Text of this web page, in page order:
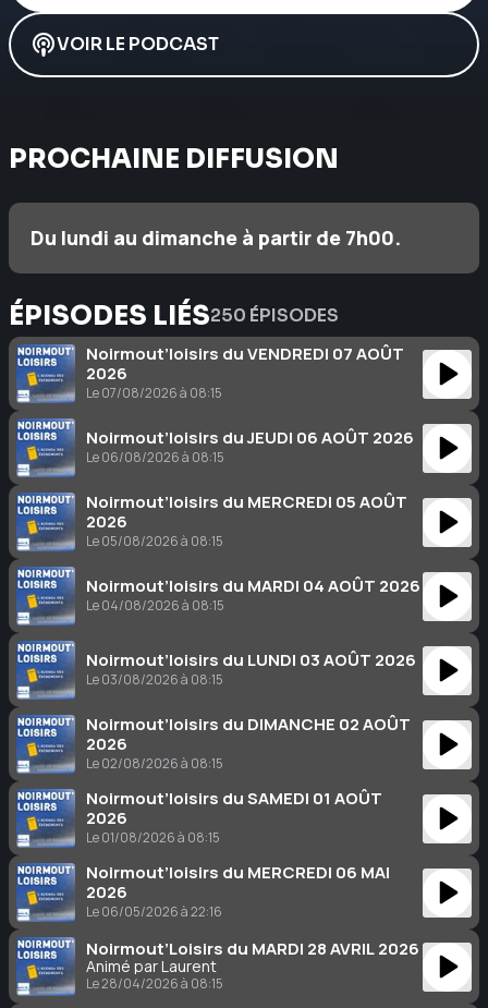
VOIR LE PODCAST
PROCHAINE DIFFUSION
Du lundi au dimanche à partir de 7h00.
ÉPISODES LIÉS250 ÉPISODES
Noirmout’loisirs du VENDREDI 07 AOÛT
2026
Le 07/08/2026 à 08:15
Noirmout’loisirs du JEUDI 06 AOÛT 2026
Le 06/08/2026 à 08:15
Noirmout’loisirs du MERCREDI 05 AOÛT
2026
Le 05/08/2026 à 08:15
Noirmout’loisirs du MARDI 04 AOÛT 2026
Le 04/08/2026 à 08:15
Noirmout’loisirs du LUNDI 03 AOÛT 2026
Le 03/08/2026 à 08:15
Noirmout’loisirs du DIMANCHE 02 AOÛT
2026
Le 02/08/2026 à 08:15
Noirmout’loisirs du SAMEDI 01 AOÛT
2026
Le 01/08/2026 à 08:15
Noirmout’loisirs du MERCREDI 06 MAI
2026
Le 06/05/2026 à 22:16
Noirmout’Loisirs du MARDI 28 AVRIL 2026
Animé par Laurent
Le 28/04/2026 à 08:15